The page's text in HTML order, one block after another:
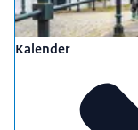
Kalender